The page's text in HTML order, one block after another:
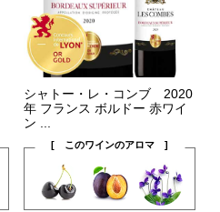
シャトー・レ・コンブ 2020
年 フランス ボルドー 赤ワイ
ン ...
[ このワインのアロマ ]